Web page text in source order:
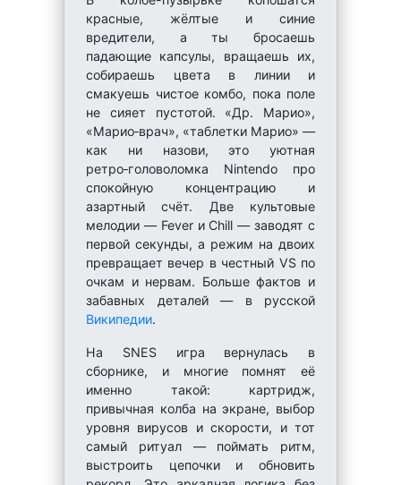
красные, жёлтые и синие
вредители, а ты бросаешь
падающие капсулы, вращаешь их,
собираешь цвета в линии и
смакуешь чистое комбо, пока поле
не сияет пустотой. «Др. Марио»,
«Марио‑врач», «таблетки Марио» —
как ни назови, это уютная
ретро‑головоломка Nintendo про
спокойную концентрацию и
азартный счёт. Две культовые
мелодии — Fever и Chill — заводят с
первой секунды, а режим на двоих
превращает вечер в честный VS по
очкам и нервам. Больше фактов и
забавных деталей — в русской
Википедии.
На SNES игра вернулась в
сборнике, и многие помнят её
именно такой: картридж,
привычная колба на экране, выбор
уровня вирусов и скорости, и тот
самый ритуал — поймать ритм,
выстроить цепочки и обновить